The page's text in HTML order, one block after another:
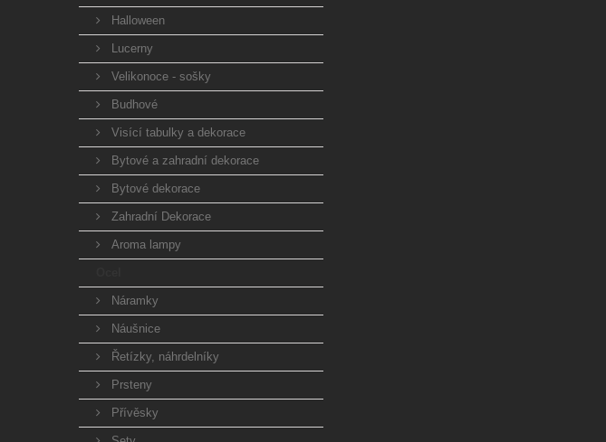
Halloween
Lucerny
Velikonoce - sošky
Budhové
Visící tabulky a dekorace
Bytové a zahradní dekorace
Bytové dekorace
Zahradní Dekorace
Aroma lampy
Náramky
Náušnice
Řetízky, náhrdelníky
Prsteny
Přívěsky